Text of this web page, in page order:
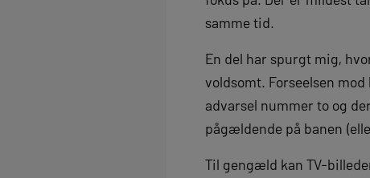
samme tid.
En del har spurgt mig,
voldsomt. Forseelsen
advarsel nummer to og
pågældende på banen
Til gengæld kan TV-